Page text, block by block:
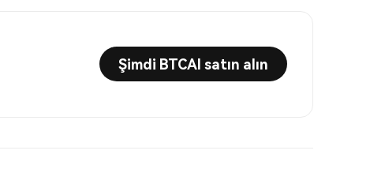
Şimdi BTCAI satın alın